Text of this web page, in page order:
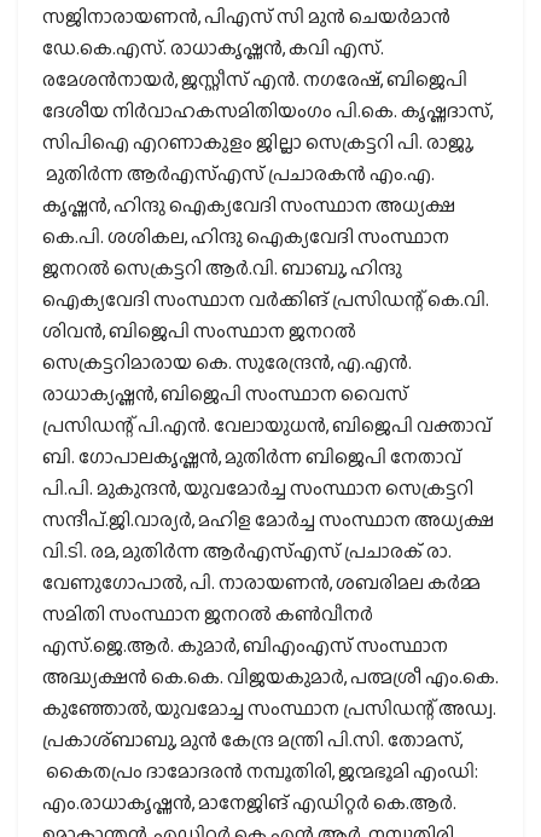
സജിനാരായണന്‍, പിഎസ് സി മുന്‍ ചെയര്‍മാന്‍
ഡേ.കെ.എസ്. രാധാകൃഷ്ണന്‍, കവി എസ്.
രമേശന്‍നായര്‍, ജസ്റ്റീസ് എന്‍. നഗരേഷ്, ബിജെപി
ദേശീയ നിര്‍വാഹകസമിതിയംഗം പി.കെ. കൃഷ്ണദാസ്,
സിപിഐ എറണാകുളം ജില്ലാ സെക്രട്ടറി പി. രാജു,
മുതിര്‍ന്ന ആര്‍എസ്എസ് പ്രചാരകന്‍ എം.എ.
കൃഷ്ണന്‍, ഹിന്ദു ഐക്യവേദി സംസ്ഥാന അധ്യക്ഷ
കെ.പി. ശശികല, ഹിന്ദു ഐക്യവേദി സംസ്ഥാന
ജനറല്‍ സെക്രട്ടറി ആര്‍.വി. ബാബു, ഹിന്ദു
ഐക്യവേദി സംസ്ഥാന വര്‍ക്കിങ് പ്രസിഡന്റ് കെ.വി.
ശിവന്‍, ബിജെപി സംസ്ഥാന ജനറല്‍
സെക്രട്ടറിമാരായ കെ. സുരേന്ദ്രന്‍, എ.എന്‍.
രാധാക്യഷ്ണന്‍, ബിജെപി സംസ്ഥാന വൈസ്
പ്രസിഡന്റ് പി.എന്‍. വേലായുധന്‍, ബിജെപി വക്താവ്
ബി. ഗോപാലകൃഷ്ണന്‍, മുതിര്‍ന്ന ബിജെപി നേതാവ്
പി.പി. മുകുന്ദന്‍, യുവമോര്‍ച്ച സംസ്ഥാന സെക്രട്ടറി
സന്ദീപ്.ജി.വാര്യര്‍, മഹിള മോര്‍ച്ച സംസ്ഥാന അധ്യക്ഷ
വി.ടി. രമ, മുതിര്‍ന്ന ആര്‍എസ്എസ് പ്രചാരക് രാ.
വേണുഗോപാല്‍, പി. നാരായണന്‍, ശബരിമല കര്‍മ്മ
സമിതി സംസ്ഥാന ജനറല്‍ കണ്‍വീനര്‍
എസ്.ജെ.ആര്‍. കുമാര്‍, ബിഎംഎസ് സംസ്ഥാന
അദ്ധ്യക്ഷന്‍ കെ.കെ. വിജയകുമാര്‍, പത്മശ്രീ എം.കെ.
കുഞ്ഞോല്‍, യുവമോച്ച സംസ്ഥാന പ്രസിഡന്റ് അഡ്വ.
പ്രകാശ്ബാബു, മുന്‍ കേന്ദ്ര മന്ത്രി പി.സി. തോമസ്,
കൈതപ്രം ദാമോദരന്‍ നമ്പൂതിരി, ജന്മഭൂമി എംഡി:
എം.രാധാകൃഷ്ണന്‍, മാനേജിങ് എഡിറ്റര്‍ കെ.ആര്‍.